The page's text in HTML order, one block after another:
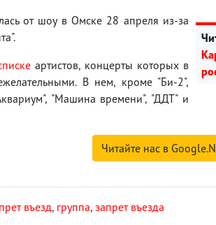
от шоу в Омске 28 апреля из-за
артистов, концерты которых в
В нем, кроме "Би-2",
"Машина времени", "ДДТ" и
Читайте нас в
въезд, группа, запрет въезда